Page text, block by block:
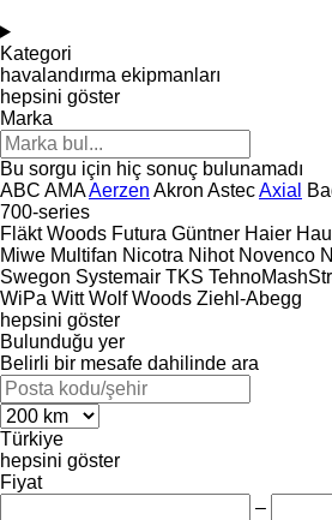
Kategori
havalandırma ekipmanları
hepsini göster
Marka
Bu sorgu için hiç sonuç bulunamadı
ABC AMAAerzen Akron AstecAxial
700-series
Fläkt Woods Futura Güntner Haier
Miwe Multifan Nicotra Nihot Novenco
Swegon Systemair TKS
WiPa Witt Wolf Woods Ziehl-Abegg
hepsini göster
Bulunduğu yer
Belirli bir mesafe dahilinde ara
Türkiye
hepsini göster
Fiyat
–